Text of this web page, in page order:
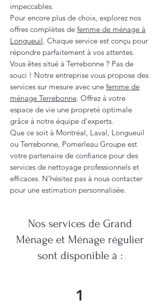
impeccables.
Pour encore plus de choix, explorez nos
offres complètes de femme de ménage à
Longueuil. Chaque service est conçu pour
répondre parfaitement à vos attentes.
Vous êtes situé à Terrebonne ? Pas de
souci ! Notre entreprise vous propose des
services sur mesure avec une femme de
ménage Terrebonne. Offrez à votre
espace de vie une propreté optimale
grâce à notre équipe d’experts.
Que ce soit à Montréal, Laval, Longueuil
ou Terrebonne, Pomerleau Groupe est
votre partenaire de confiance pour des
services de nettoyage professionnels et
efficaces. N’hésitez pas à nous contacter
pour une estimation personnalisée.
Nos services de Grand
Ménage et Ménage régulier
sont disponible à :
1